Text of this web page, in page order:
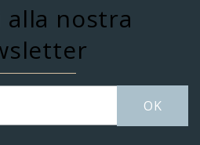
nostra
OK